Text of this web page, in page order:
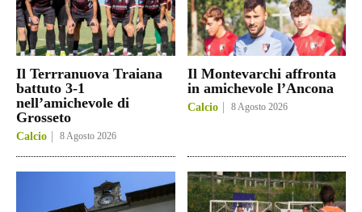
Il Terrranuova Traiana
battuto 3-1
nell’amichevole di
Grosseto
Calcio 8 Agosto 2026
Il Montevarchi affronta
in amichevole l’Ancona
Calcio 8 Agosto 2026